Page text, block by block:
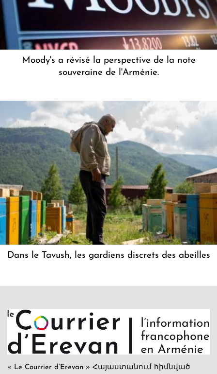
Moody's a révisé la perspective de la note
souveraine de l'Arménie.
Dans le Tavush, les gardiens discrets des abeilles
« Le Courrier d’Erevan » Հայաստանում հիմնված